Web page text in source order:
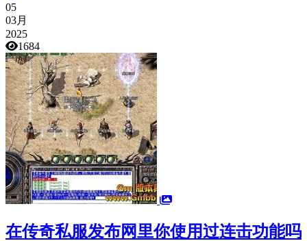
05
03月
2025
1684
在传奇私服发布网里你使用过连击功能吗